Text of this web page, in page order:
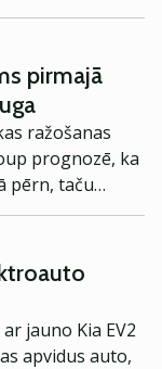
milj. eiro
pirmajā
ražošanas
prognozē, ka
pērn, taču
kāpumu
jauno Kia EV2
apvidus auto,